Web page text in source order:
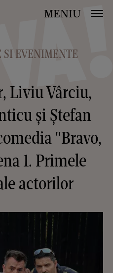
MENIU
SI EVENIMENTE
Liviu Vârciu,
și Ștefan
"Bravo,
1. Primele
actorilor